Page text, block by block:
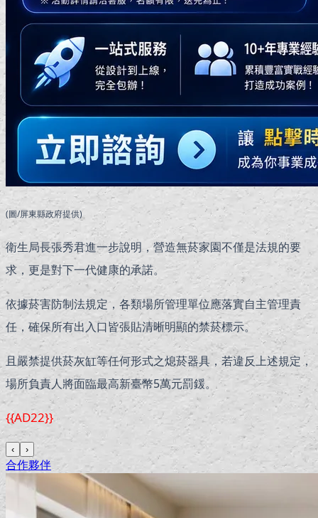
(圖/屏東縣政府提供)
衛生局長張秀君進一步說明，營造無菸家園不僅是法規的要
求，更是對下一代健康的承諾。
依據菸害防制法規定，各類場所管理單位應落實自主管理責
任，確保所有出入口皆張貼清晰明顯的禁菸標示。
且嚴禁提供菸灰缸等任何形式之熄菸器具，若違反上述規定，
場所負責人將面臨最高新臺幣5萬元罰鍰。
{{AD22}}
‹ ›
合作夥伴